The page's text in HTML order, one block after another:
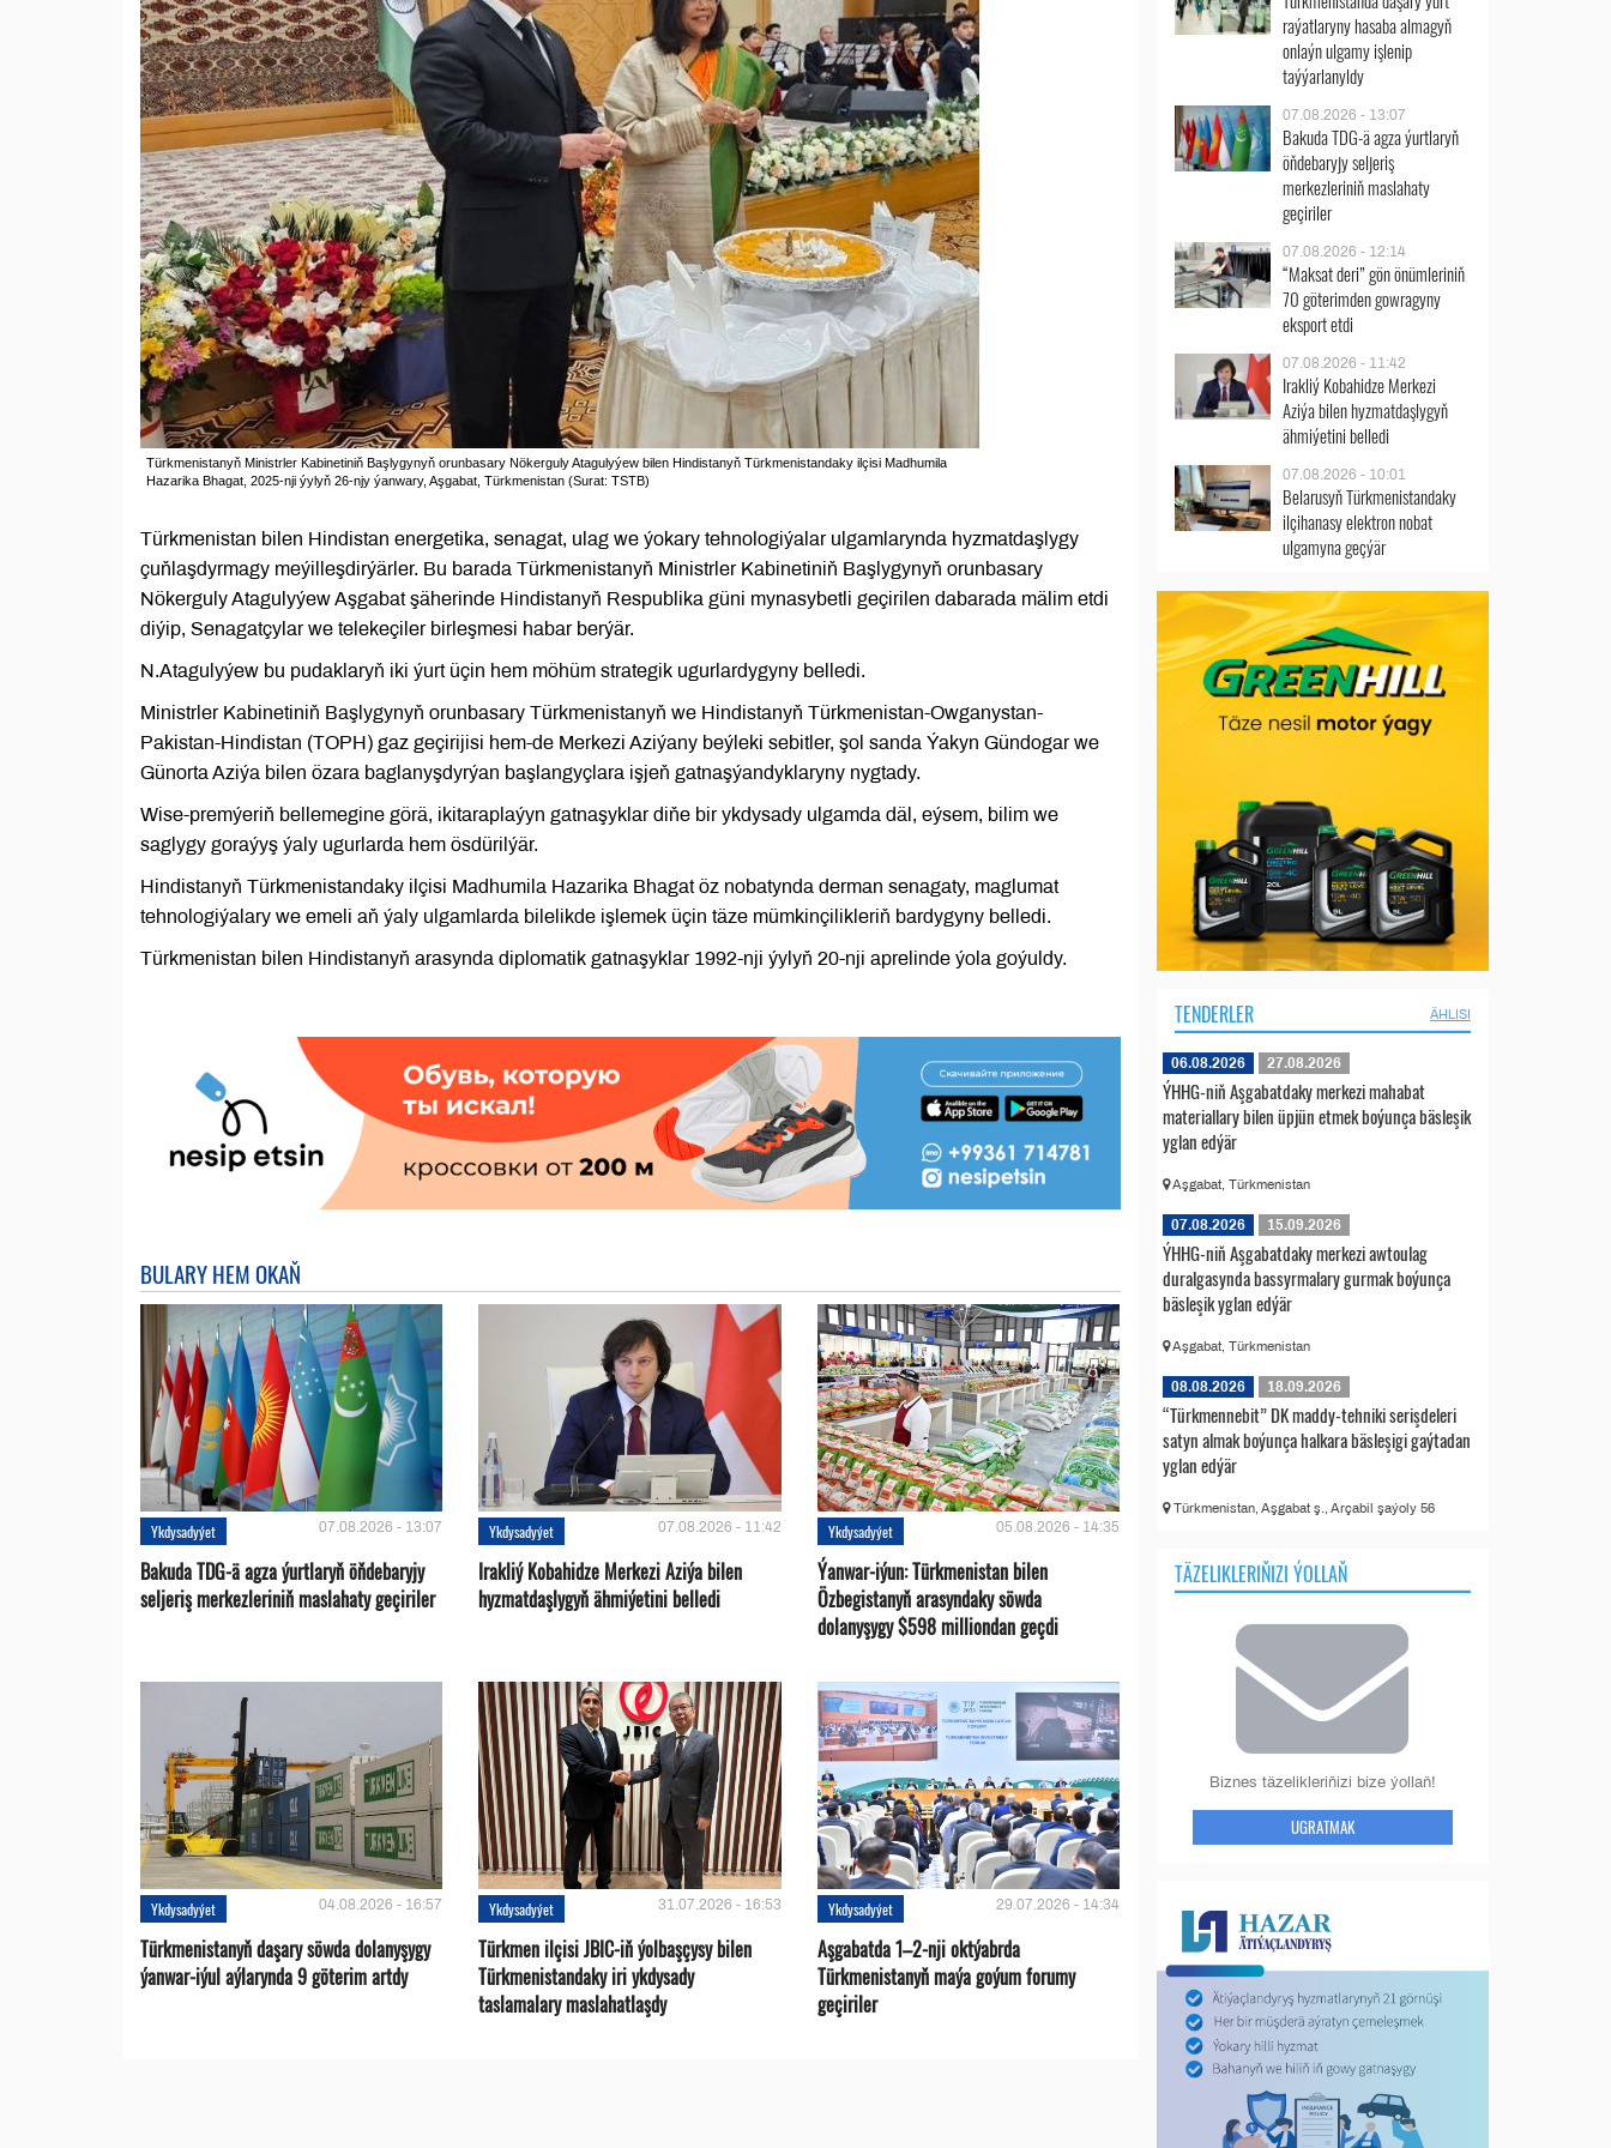
Türkmenistanyň Ministrler Kabinetiniň Başlygynyň orunbasary Nökerguly Atagulyýew bilen Hindistanyň Türkmenistandaky ilçisi Madhumila
Hazarika Bhagat, 2025-nji ýylyň 26-njy ýanwary, Aşgabat, Türkmenistan (Surat: TSTB)
Türkmenistan bilen Hindistan energetika, senagat, ulag we ýokary tehnologiýalar ulgamlarynda hyzmatdaşlygy
çuňlaşdyrmagy meýilleşdirýärler. Bu barada Türkmenistanyň Ministrler Kabinetiniň Başlygynyň orunbasary
Nökerguly Atagulyýew Aşgabat şäherinde Hindistanyň Respublika güni mynasybetli geçirilen dabarada mälim etdi
diýip, Senagatçylar we telekeçiler birleşmesi habar berýär.
N.Atagulyýew bu pudaklaryň iki ýurt üçin hem möhüm strategik ugurlardygyny belledi.
Ministrler Kabinetiniň Başlygynyň orunbasary Türkmenistanyň we Hindistanyň Türkmenistan-Owganystan-
Pakistan-Hindistan (TOPH) gaz geçirijisi hem-de Merkezi Aziýany beýleki sebitler, şol sanda Ýakyn Gündogar we
Günorta Aziýa bilen özara baglanyşdyrýan başlangyçlara işjeň gatnaşýandyklaryny nygtady.
Wise-premýeriň bellemegine görä, ikitaraplaýyn gatnaşyklar diňe bir ykdysady ulgamda däl, eýsem, bilim we
saglygy goraýyş ýaly ugurlarda hem ösdürilýär.
Hindistanyň Türkmenistandaky ilçisi Madhumila Hazarika Bhagat öz nobatynda derman senagaty, maglumat
tehnologiýalary we emeli aň ýaly ulgamlarda bilelikde işlemek üçin täze mümkinçilikleriň bardygyny belledi.
Türkmenistan bilen Hindistanyň arasynda diplomatik gatnaşyklar 1992-nji ýylyň 20-nji aprelinde ýola goýuldy.
BULARY HEM OKAŇ
Ykdysadyýet 07.08.2026 - 13:07
Bakuda TDG-ä agza ýurtlaryň öňdebaryjy
seljeriş merkezleriniň maslahaty geçiriler
Ykdysadyýet 07.08.2026 - 11:42
Irakliý Kobahidze Merkezi Aziýa bilen
hyzmatdaşlygyň ähmiýetini belledi
Ykdysadyýet 05.08.2026 - 14:35
Ýanwar-iýun: Türkmenistan bilen
Özbegistanyň arasyndaky söwda
dolanyşygy $598 milliondan geçdi
Ykdysadyýet 04.08.2026 - 16:57
Türkmenistanyň daşary söwda dolanyşygy
ýanwar-iýul aýlarynda 9 göterim artdy
Ykdysadyýet 31.07.2026 - 16:53
Türkmen ilçisi JBIC-iň ýolbaşçysy bilen
Türkmenistandaky iri ykdysady
taslamalary maslahatlaşdy
Ykdysadyýet 29.07.2026 - 14:34
Aşgabatda 1–2-nji oktýabrda
Türkmenistanyň maýa goýum forumy
geçiriler
raýatlaryny hasaba almagyň
onlaýn ulgamy işlenip
taýýarlanyldy
07.08.2026 - 13:07
Bakuda TDG-ä agza ýurtlaryň
öňdebaryjy seljeriş
merkezleriniň maslahaty
geçiriler
07.08.2026 - 12:14
“Maksat deri” gön önümleriniň
70 göterimden gowragyny
eksport etdi
07.08.2026 - 11:42
Irakliý Kobahidze Merkezi
Aziýa bilen hyzmatdaşlygyň
ähmiýetini belledi
07.08.2026 - 10:01
Belarusyň Türkmenistandaky
ilçihanasy elektron nobat
ulgamyna geçýär
TENDERLER ÄHLISI
06.08.2026 27.08.2026
ÝHHG-niň Aşgabatdaky merkezi mahabat
materiallary bilen üpjün etmek boýunça bäsleşik
yglan edýär
Aşgabat, Türkmenistan
07.08.2026 15.09.2026
ÝHHG-niň Aşgabatdaky merkezi awtoulag
duralgasynda bassyrmalary gurmak boýunça
bäsleşik yglan edýär
Aşgabat, Türkmenistan
08.08.2026 18.09.2026
“Türkmennebit” DK maddy-tehniki serişdeleri
satyn almak boýunça halkara bäsleşigi gaýtadan
yglan edýär
Türkmenistan, Aşgabat ş., Arçabil şaýoly 56
TÄZELIKLERIŇIZI ÝOLLAŇ
Biznes täzelikleriňizi bize ýollaň!
UGRATMAK